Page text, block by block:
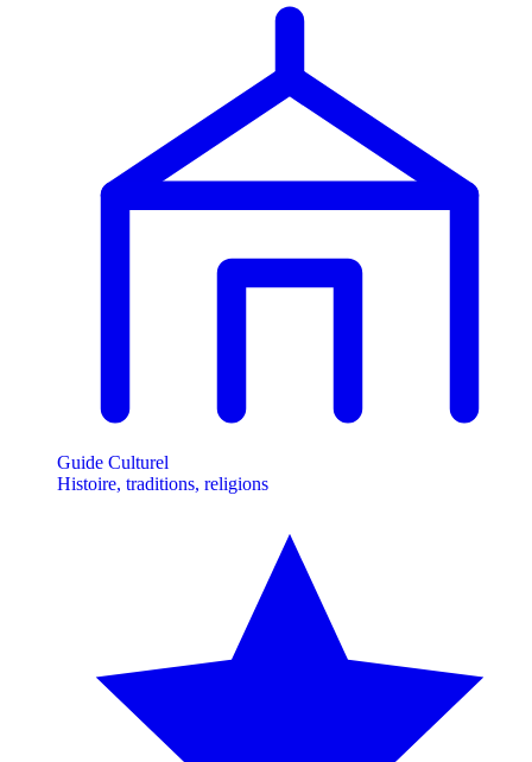
Guide Culturel
Histoire, traditions, religions